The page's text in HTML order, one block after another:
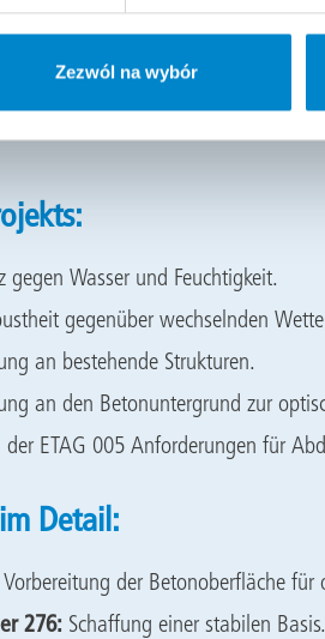
Zezwól na wybór
Minimaler Zeitaufwand und
Erlaubt Anpassungen, die den
gegen Wasser und Feuchtigkeit.
gegenüber wechselnden
an bestehende Strukturen.
an den Betonuntergrund zur
ETAG 005 Anforderungen für
Detail:
Vorbereitung der Betonoberfläche
276: Schaffung einer stabilen Basis.